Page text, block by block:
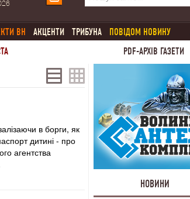
ВН АКЦЕНТИ ТРИБУНА ПОВІДОМ НОВИНУ
PDF-АРХІВ ГАЗЕТИ
в борги, як
дитині - про
агентства
НОВИНИ